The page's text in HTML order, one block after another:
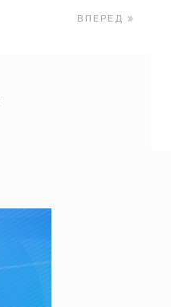
ВПЕРЕД